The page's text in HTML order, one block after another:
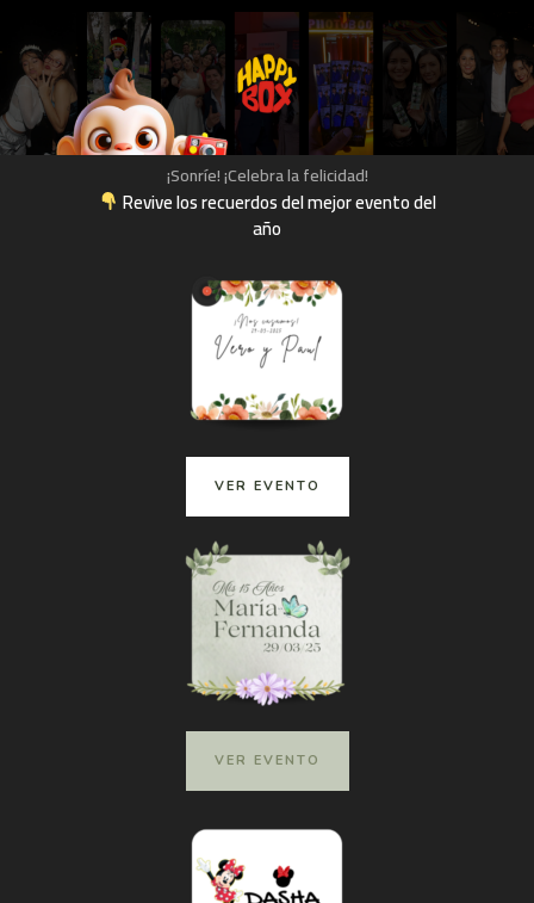
¡Sonríe! ¡Celebra la felicidad!
Revive los recuerdos del mejor evento del
año
VER EVENTO
VER EVENTO